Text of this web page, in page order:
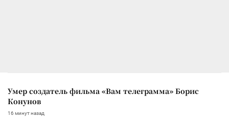
Умер создатель фильма «Вам телеграмма» Борис
Конунов
16 минут назад